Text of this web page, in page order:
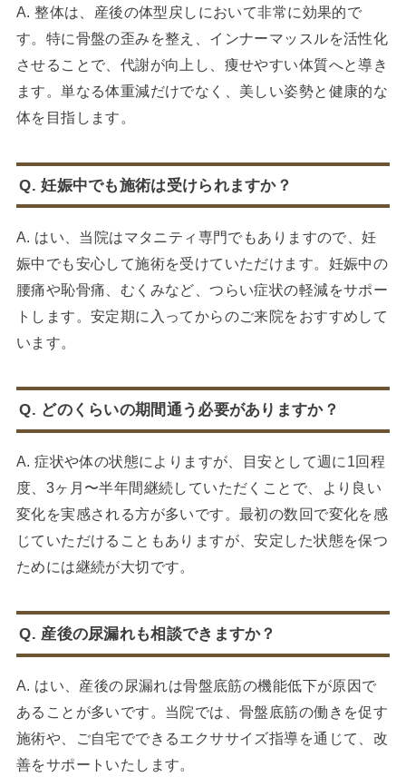
A. 整体は、産後の体型戻しにおいて非常に効果的で
す。特に骨盤の歪みを整え、インナーマッスルを活性化
させることで、代謝が向上し、痩せやすい体質へと導き
ます。単なる体重減だけでなく、美しい姿勢と健康的な
体を目指します。
Q. 妊娠中でも施術は受けられますか？
A. はい、当院はマタニティ専門でもありますので、妊
娠中でも安心して施術を受けていただけます。妊娠中の
腰痛や恥骨痛、むくみなど、つらい症状の軽減をサポー
トします。安定期に入ってからのご来院をおすすめして
います。
Q. どのくらいの期間通う必要がありますか？
A. 症状や体の状態によりますが、目安として週に1回程
度、3ヶ月〜半年間継続していただくことで、より良い
変化を実感される方が多いです。最初の数回で変化を感
じていただけることもありますが、安定した状態を保つ
ためには継続が大切です。
Q. 産後の尿漏れも相談できますか？
A. はい、産後の尿漏れは骨盤底筋の機能低下が原因で
あることが多いです。当院では、骨盤底筋の働きを促す
施術や、ご自宅でできるエクササイズ指導を通じて、改
善をサポートいたします。